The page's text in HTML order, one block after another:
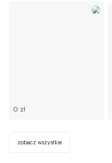
0 zł
zobacz wszystkie